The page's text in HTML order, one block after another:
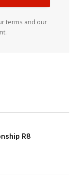
terms and our
R8